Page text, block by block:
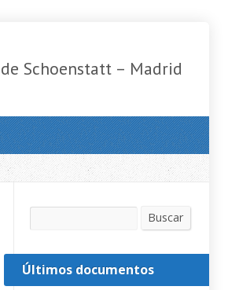
Schoenstatt – Madrid
Buscar
Últimos documentos